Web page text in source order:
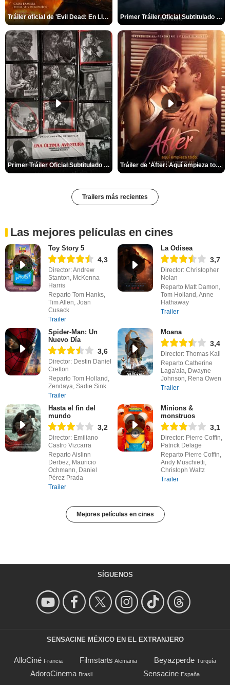
Tráiler oficial de 'Evil Dead: En Llamas' Primer Tráiler Oficial Subtitulado de 'La Noche Del Demonio: Están Entre Nosotros'
Primer Tráiler Oficial Subtitulado de 'Una última aventura: Detrás de cámaras de Stranger Things 5' Tráiler de 'After: Aquí empieza todo'
Trailers más recientes
Las mejores películas en cines
Toy Story 5
4,3
Director: Andrew
Stanton, McKenna
Harris
Reparto Tom Hanks,
Tim Allen, Joan
Cusack
Trailer
La Odisea
3,7
Director: Christopher
Nolan
Reparto Matt Damon,
Tom Holland, Anne
Hathaway
Trailer
Spider-Man: Un
Nuevo Día
3,6
Director: Destin Daniel
Cretton
Reparto Tom Holland,
Zendaya, Sadie Sink
Trailer
Moana
3,4
Director: Thomas Kail
Reparto Catherine
Laga'aia, Dwayne
Johnson, Rena Owen
Trailer
Hasta el fin del
mundo
3,2
Director: Emiliano
Castro Vizcarra
Reparto Aislinn
Derbez, Mauricio
Ochmann, Daniel
Pérez Prada
Trailer
Minions &
monstruos
3,1
Director: Pierre Coffin,
Patrick Delage
Reparto Pierre Coffin,
Andy Muschietti,
Christoph Waltz
Trailer
Mejores películas en cines
SÍGUENOS
SENSACINE MÉXICO EN EL EXTRANJERO
AlloCiné Francia Filmstarts Alemania Beyazperde Turquía
AdoroCinema Brasil Sensacine España